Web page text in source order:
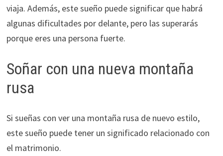
viaja. Además, este sueño puede significar que habrá
algunas dificultades por delante, pero las superarás
porque eres una persona fuerte.
Soñar con una nueva montaña
rusa
Si sueñas con ver una montaña rusa de nuevo estilo,
este sueño puede tener un significado relacionado con
el matrimonio.